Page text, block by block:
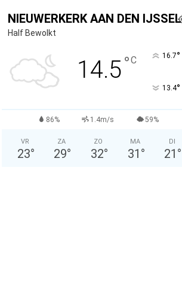
NIEUWERKERK AAN DEN IJSSEL
Half Bewolkt
14.5°C 16.7°
13.4°
86% 1.4m/s 59%
VR
23°
ZA
29°
ZO
32°
MA
31 °
DI
21 °